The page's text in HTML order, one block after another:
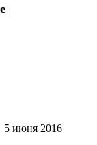
5 июня 2016